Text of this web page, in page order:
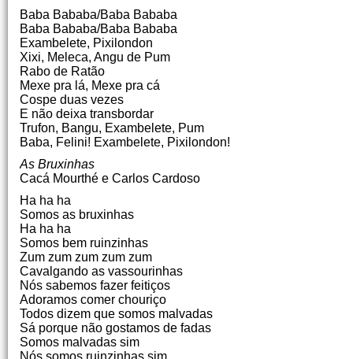
Baba Bababa/Baba Bababa
Baba Bababa/Baba Bababa
Exambelete, Pixilondon
Xixi, Meleca, Angu de Pum
Rabo de Ratão
Mexe pra lá, Mexe pra cá
Cospe duas vezes
E não deixa transbordar
Trufon, Bangu, Exambelete, Pum
Baba, Felini! Exambelete, Pixilondon!
As Bruxinhas
Cacá Mourthé e Carlos Cardoso
Ha ha ha
Somos as bruxinhas
Ha ha ha
Somos bem ruinzinhas
Zum zum zum zum zum
Cavalgando as vassourinhas
Nós sabemos fazer feitiços
Adoramos comer chouriço
Todos dizem que somos malvadas
Sá porque não gostamos de fadas
Somos malvadas sim
Nós somos ruinzinhas sim